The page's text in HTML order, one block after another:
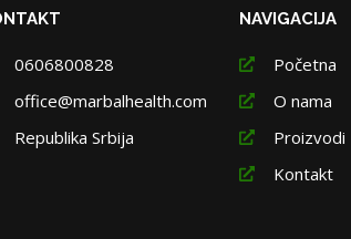
0606800828
office@marbalhealth.com
Republika Srbija
NAVIGACIJA
Početna
O nama
Proizvodi
Kontakt